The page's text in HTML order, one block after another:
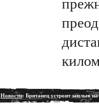
Новости: Британец устроит заплыв на